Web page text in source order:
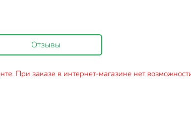
Отзывы
При заказе в интернет-магазине нет